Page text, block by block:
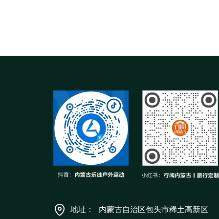
地址： 内蒙古自治区包头市稀土高新区